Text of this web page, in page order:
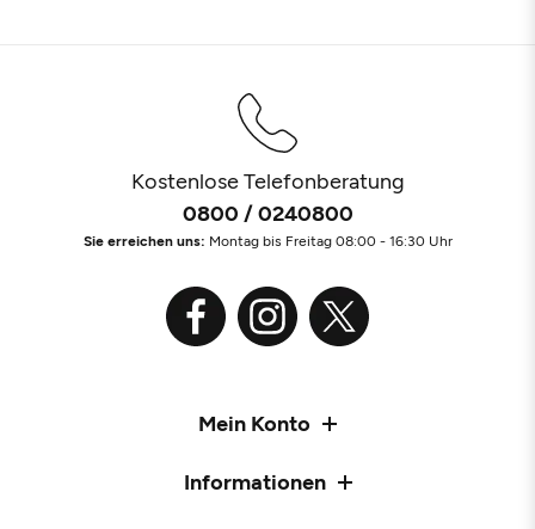
Kostenlose Telefonberatung
0800 / 0240800
Sie erreichen uns: Montag bis Freitag 08:00 - 16:30 Uhr
Mein Konto
Informationen